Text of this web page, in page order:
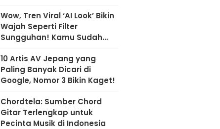
Wow, Tren Viral ‘AI Look’ Bikin
Wajah Seperti Filter
Sungguhan! Kamu Sudah
10 Artis AV Jepang yang
Paling Banyak Dicari di
Google, Nomor 3 Bikin Kaget!
Chordtela: Sumber Chord
Gitar Terlengkap untuk
Pecinta Musik di Indonesia